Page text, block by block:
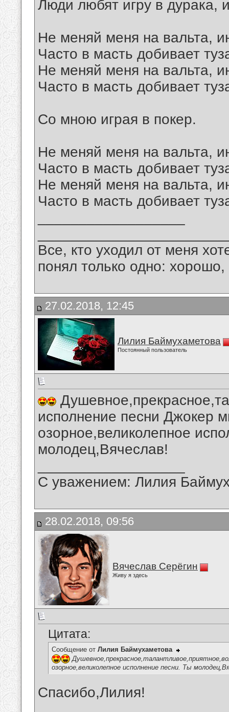
Люди любят игру в дурака,
Не меняй меня на вальта,
Часто в масть добивает
Не меняй меня на вальта,
Часто в масть добивает
Со мною играя в покер.
Не меняй меня на вальта,
Часто в масть добивает
Не меняй меня на вальта,
Часто в масть добивает
Все, кто уходил от меня
понял только одно:
27.02.2018, 12:45
Лилия Баймухаметова
Постоянный пользователь
исполнение песни Джокер
озорное,великолепное
молодец,Вячеслав!
С уважением: Лилия
28.02.2018, 09:56
Вячеслав Серёгин
Живу я здесь
Цитата:
Сообщение от Лилия Баймухаметова
озорное,великолепное исполнение песни. Ты
Спасибо,Лилия!